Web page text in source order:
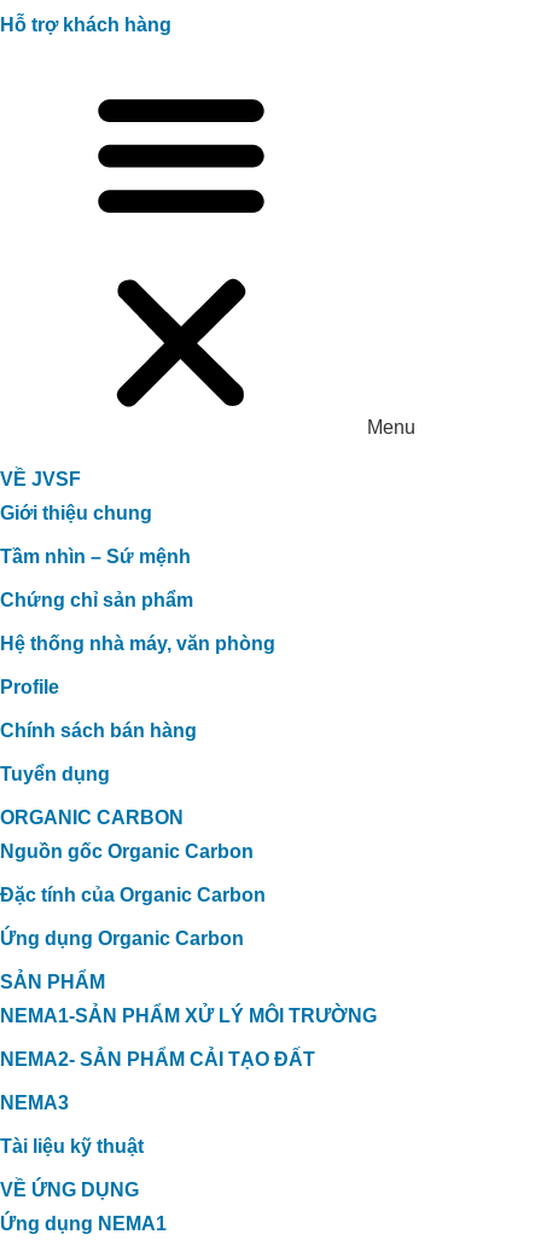
Hỗ trợ khách hàng
Menu
VỀ JVSF
Giới thiệu chung
Tầm nhìn – Sứ mệnh
Chứng chỉ sản phẩm
Hệ thống nhà máy, văn phòng
Profile
Chính sách bán hàng
Tuyển dụng
ORGANIC CARBON
Nguồn gốc Organic Carbon
Đặc tính của Organic Carbon
Ứng dụng Organic Carbon
SẢN PHẨM
NEMA1-SẢN PHẨM XỬ LÝ MÔI TRƯỜNG
NEMA2- SẢN PHẨM CẢI TẠO ĐẤT
NEMA3
Tài liệu kỹ thuật
VỀ ỨNG DỤNG
Ứng dụng NEMA1